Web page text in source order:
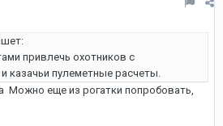
привлечь охотников с
казачьи пулеметные расчеты.
Можно еще из рогатки попробовать,